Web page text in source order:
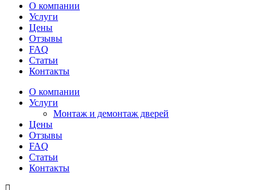
О компании
Услуги
Цены
Отзывы
FAQ
Статьи
Контакты
О компании
Услуги
Монтаж и демонтаж дверей
Цены
Отзывы
FAQ
Статьи
Контакты